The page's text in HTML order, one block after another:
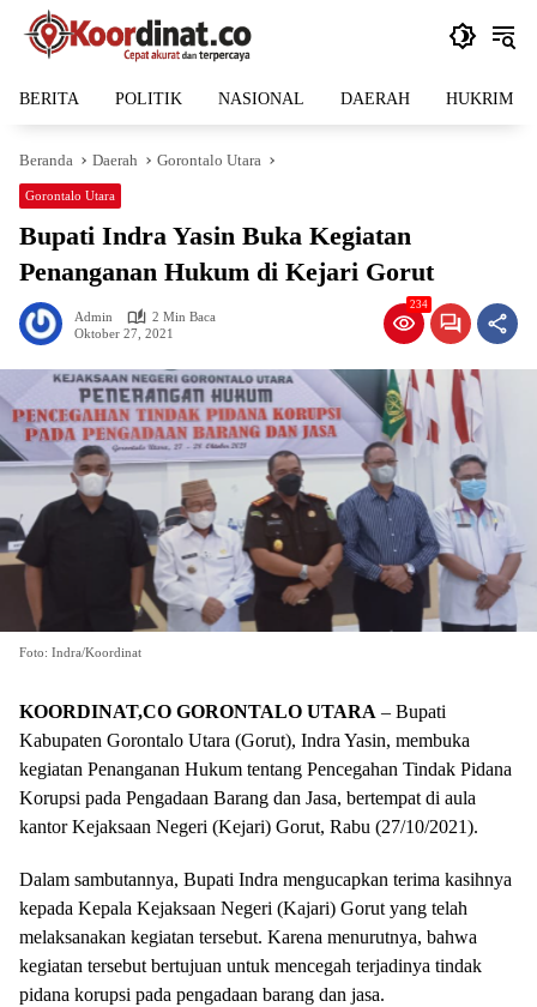
Langsung
BERITA POLITIK NASIONAL DAERAH HUKRIM
Beranda Daerah Gorontalo Utara
Gorontalo Utara
Bupati Indra Yasin Buka Kegiatan
Penanganan Hukum di Kejari Gorut
Admin
2 Min Baca
Oktober 27, 2021
234
Foto: Indra/Koordinat
KOORDINAT,CO GORONTALO UTARA – Bupati
Kabupaten Gorontalo Utara (Gorut), Indra Yasin, membuka
kegiatan Penanganan Hukum tentang Pencegahan Tindak Pidana
Korupsi pada Pengadaan Barang dan Jasa, bertempat di aula
kantor Kejaksaan Negeri (Kejari) Gorut, Rabu (27/10/2021).
Dalam sambutannya, Bupati Indra mengucapkan terima kasihnya
kepada Kepala Kejaksaan Negeri (Kajari) Gorut yang telah
melaksanakan kegiatan tersebut. Karena menurutnya, bahwa
kegiatan tersebut bertujuan untuk mencegah terjadinya tindak
pidana korupsi pada pengadaan barang dan jasa.